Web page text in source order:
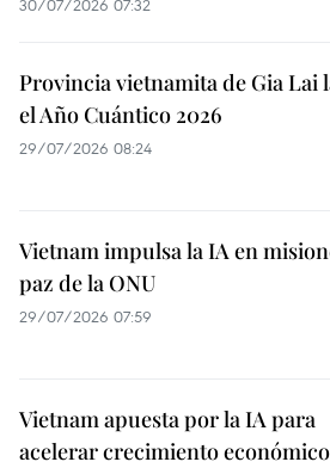
30/07/2026 07:32
Provincia vietnamita de Gia Lai
el Año Cuántico 2026
29/07/2026 08:24
Vietnam impulsa la IA en
paz de la ONU
29/07/2026 07:59
Vietnam apuesta por la IA para
acelerar crecimiento económico